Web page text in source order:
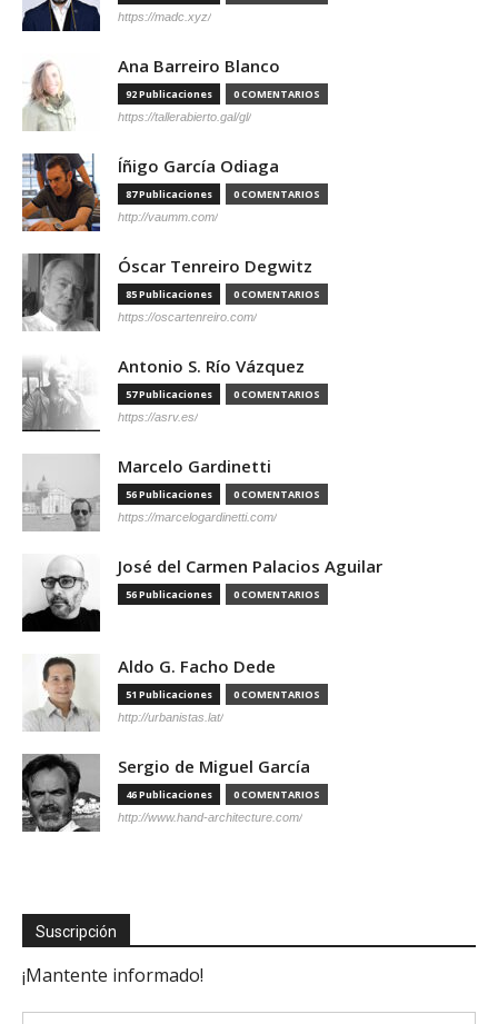
https://madc.xyz/
Ana Barreiro Blanco
92 Publicaciones 0 COMENTARIOS
https://tallerabierto.gal/gl/
Íñigo García Odiaga
87 Publicaciones 0 COMENTARIOS
http://vaumm.com/
Óscar Tenreiro Degwitz
85 Publicaciones 0 COMENTARIOS
https://oscartenreiro.com/
Antonio S. Río Vázquez
57 Publicaciones 0 COMENTARIOS
https://asrv.es/
Marcelo Gardinetti
56 Publicaciones 0 COMENTARIOS
https://marcelogardinetti.com/
José del Carmen Palacios Aguilar
56 Publicaciones 0 COMENTARIOS
Aldo G. Facho Dede
51 Publicaciones 0 COMENTARIOS
http://urbanistas.lat/
Sergio de Miguel García
46 Publicaciones 0 COMENTARIOS
http://www.hand-architecture.com/
Suscripción